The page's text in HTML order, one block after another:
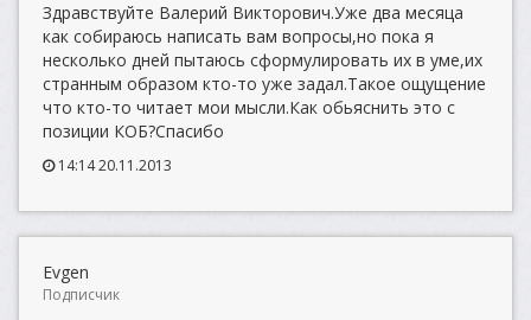
Здравствуйте Валерий Викторович.Уже два месяца
как собираюсь написать вам вопросы,но пока я
несколько дней пытаюсь сформулировать их в уме,их
странным образом кто-то уже задал.Такое ощущение
что кто-то читает мои мысли.Как обьяснить это с
позиции КОБ?Спасибо
14:14 20.11.2013
Evgen
Подписчик